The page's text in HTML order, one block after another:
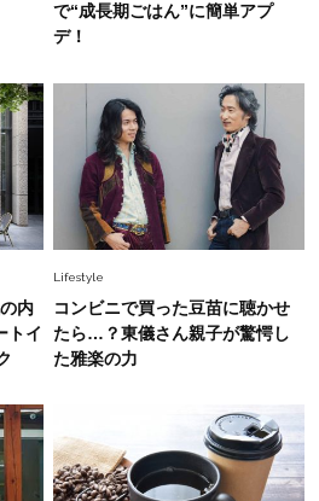
さん 電撃婚から1年、家族の価値観
理想の暮らしよりも今の心地よさを選
ん「40代になり、やっと“仕事以外の
目が向いた」ライフスタイルも、服も
んなに華やぐ！40代、夏の「甘めト
ツ」コーデ〈3選〉
勤はこれ１着！「きちんと感」も
」も整うトレンドトップス〈4選〉
で“成長期ごはん”に簡単アプ
デ！
内
トイ
Lifestyle
コンビニで買った豆苗に聴かせ
たら…？東儀さん親子が驚愕し
た雅楽の力